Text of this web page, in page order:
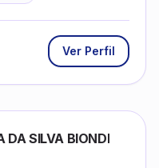
Ver Perfil
DA SILVA BIONDI